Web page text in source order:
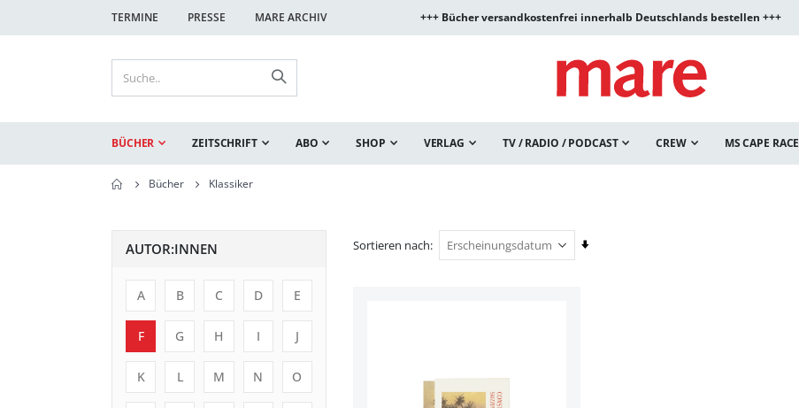
TERMINE PRESSE MARE ARCHIV +++ Bücher versandkostenfrei innerhalb Deutschlands bestellen +++
BÜCHER ZEITSCHRIFT ABO SHOP VERLAG TV / RADIO / PODCAST CREW MS CAPE RACE
Bücher Klassiker
Sortieren nach
In
AUTOR:INNEN
A B C D E
F G H I J
K L M N O